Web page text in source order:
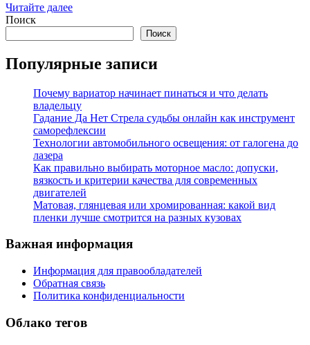
Читайте далее
Поиск
Поиск
Популярные записи
Почему вариатор начинает пинаться и что делать
владельцу
Гадание Да Нет Стрела судьбы онлайн как инструмент
саморефлексии
Технологии автомобильного освещения: от галогена до
лазера
Как правильно выбирать моторное масло: допуски,
вязкость и критерии качества для современных
двигателей
Матовая, глянцевая или хромированная: какой вид
пленки лучше смотрится на разных кузовах
Важная информация
Информация для правообладателей
Обратная связь
Политика конфиденциальности
Облако тегов